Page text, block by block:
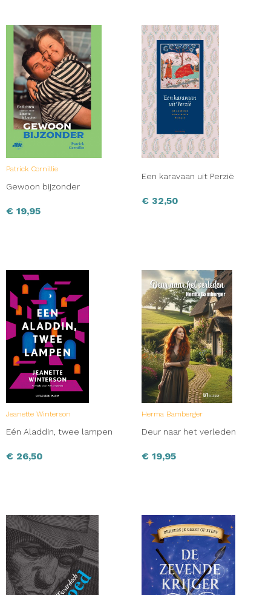
Patrick Cornillie
Gewoon bijzonder
€ 19,95
Een karavaan uit Perzië
€ 32,50
Jeanette Winterson
Eén Aladdin, twee lampen
€ 26,50
Herma Bamberger
Deur naar het verleden
€ 19,95